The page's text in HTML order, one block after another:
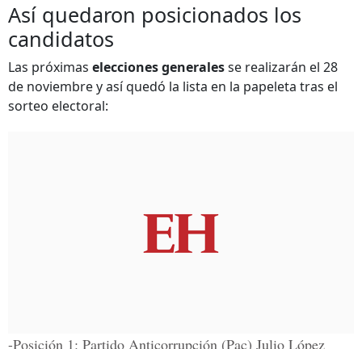
Así quedaron posicionados los
candidatos
Las próximas elecciones generalesse realizarán el 28
de noviembre y así quedó la lista en la papeleta tras el
sorteo electoral:
-Posición 1: Partido Anticorrupción (Pac) Julio López